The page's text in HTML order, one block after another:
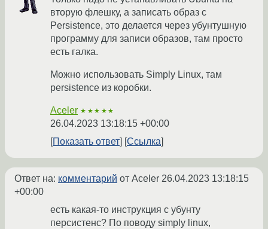
вторую флешку, а записать образ с
Persistence, это делается через убунтушную
программу для записи образов, там просто
есть галка.
Можно использовать Simply Linux, там
persistence из коробки.
Aceler ★★★★★
26.04.2023 13:18:15 +00:00
Показать ответ
Ссылка
Ответ на: комментарий от Aceler 26.04.2023 13:18:15
+00:00
есть какая-то инструкция с убунту
персистенс? По поводу simply linux,